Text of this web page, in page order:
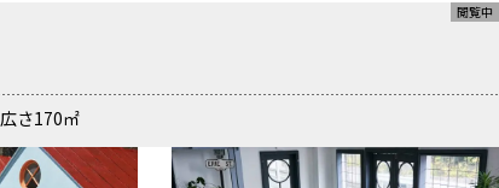
広さ170㎡